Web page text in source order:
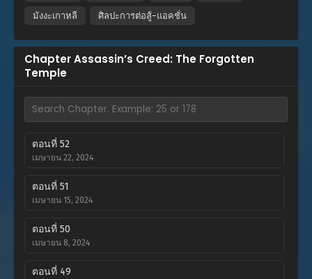
มังงะเกาหลี
ศิลปะการต่อสู้-แอคชั่น
Chapter Assassin’s Creed: The Forgotten
Temple
ตอนที่ 52
เมษายน 22, 2024
ตอนที่ 51
เมษายน 15, 2024
ตอนที่ 50
เมษายน 8, 2024
ตอนที่ 49